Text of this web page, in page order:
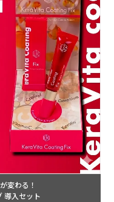
変わる！
導入セット